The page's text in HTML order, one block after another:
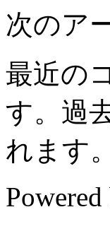
次のア
最近の
す。過
れます。